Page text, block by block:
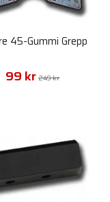
45-Gummi Grepp
99 kr 249 kr